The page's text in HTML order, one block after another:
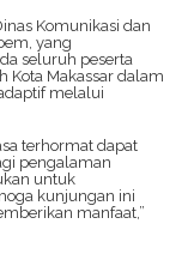
Komunikasi dan
yang
seluruh peserta
Kota Makassar dalam
melalui
terhormat dapat
pengalaman
untuk
kunjungan ini
manfaat,”